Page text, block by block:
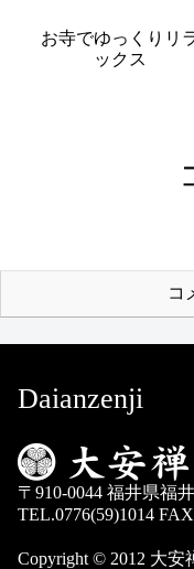
お寺でゆっくりリ
ックス
コ
Daianzenji
〒910-0044 福井県福
TEL.0776(59)1014
Copyright © 2012 大安